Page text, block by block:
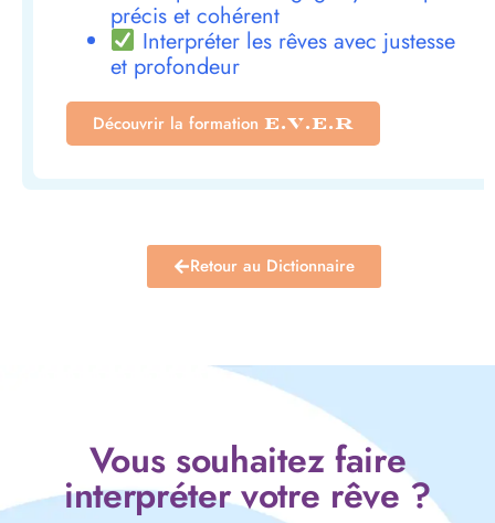
précis et cohérent
Interpréter les rêves avec justesse
et profondeur
Découvrir la formation E.V.E.R
Retour au Dictionnaire
Vous souhaitez faire
interpréter votre rêve ?